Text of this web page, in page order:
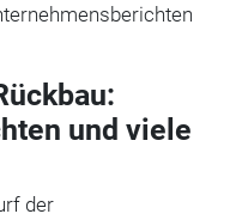
und viele
der